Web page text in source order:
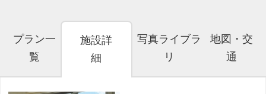
プラン一
覧
施設詳
細
写真ライブラ
リ
地図・交
通